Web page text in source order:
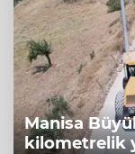
Manisa
kilometrelik